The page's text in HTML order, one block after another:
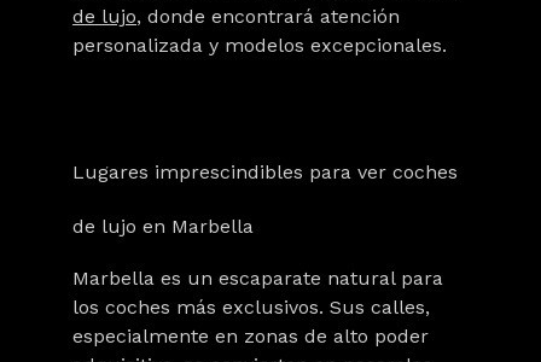
de lujo, donde encontrará atención
personalizada y modelos excepcionales.
Lugares imprescindibles para ver coches
de lujo en Marbella
Marbella es un escaparate natural para
los coches más exclusivos. Sus calles,
especialmente en zonas de alto poder